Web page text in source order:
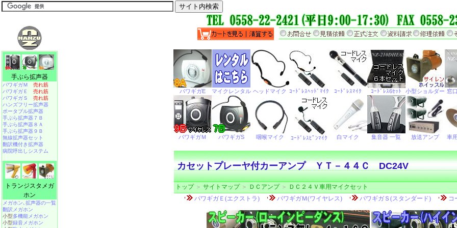
カセットプレーヤ付カーアンプ ＹＴ－４４Ｃ DC24V
トップ＞ サイトマップ＞ ＤＣアンプ＞ ＤＣ２４Ｖ車用マイクセット
手ぶら拡声器
パワギガＭ 売れ筋
パワギガＥ 売れ筋
パワギガＳ 売れ筋
ハンズフリー拡声器
ポータブル拡声器
手ぶら拡声器７Ｂ
手ぶら拡声器８Ａ
手ぶら拡声器９Ｂ
無線拡声器セット
翻訳機付き拡声器
病院呼出しシステム
トランジスタメガ
ホン
メガホン､拡声器の一覧
翻訳メガホン
小型多機能メガホン
小型録音メガホン